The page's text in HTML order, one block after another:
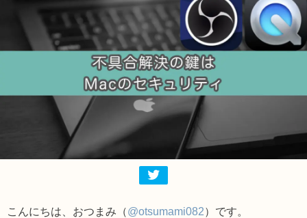
こんにちは、おつまみ（@otsumami082）です。